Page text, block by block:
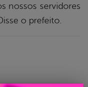
nossos servidores
o prefeito.